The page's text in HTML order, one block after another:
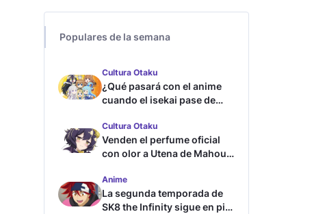
Populares de la semana
Cultura Otaku
¿Qué pasará con el anime
cuando el isekai pase de
Cultura Otaku
Venden el perfume oficial
con olor a Utena de Mahou
Anime
La segunda temporada de
SK8 the Infinity sigue en pie